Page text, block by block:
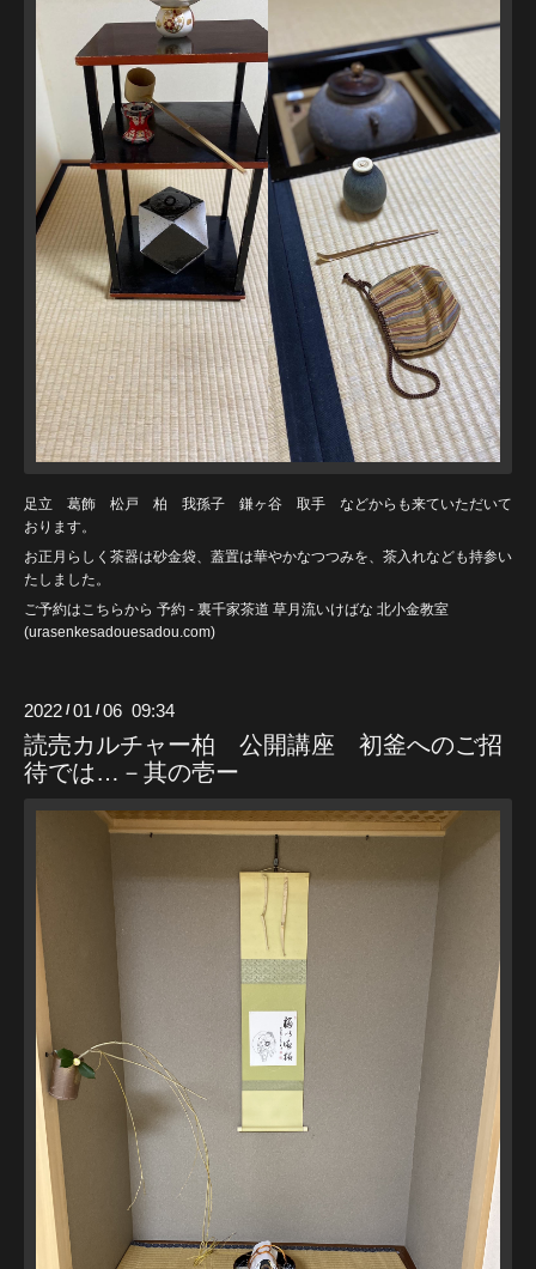
足立 葛飾 松戸 柏 我孫子 鎌ヶ谷 取手 などからも来ていただいて
おります。
お正月らしく茶器は砂金袋、蓋置は華やかなつつみを、茶入れなども持参い
たしました。
ご予約はこちらから 予約 - 裏千家茶道 草月流いけばな 北小金教室
(urasenkesadouesadou.com)
2022 /01 /06 09:34
読売カルチャー柏 公開講座 初釜へのご招
待では…－其の壱ー